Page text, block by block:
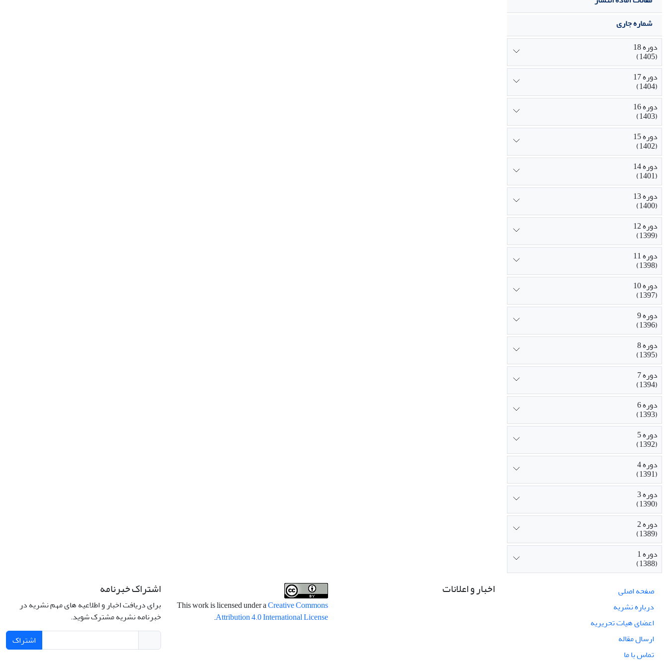
شماره جاری
دوره 18
(1405)
دوره 17
(1404)
دوره 16
(1403)
دوره 15
(1402)
دوره 14
(1401)
دوره 13
(1400)
دوره 12
(1399)
دوره 11
(1398)
دوره 10
(1397)
دوره 9
(1396)
دوره 8
(1395)
دوره 7
(1394)
دوره 6
(1393)
دوره 5
(1392)
دوره 4
(1391)
دوره 3
(1390)
دوره 2
(1389)
دوره 1
(1388)
صفحه اصلی
درباره نشریه
اعضای هیات تحریریه
ارسال مقاله
تماس با ما
اخبار و اعلانات
This work is licensed under aCreative Commons
Attribution 4.0 International License
.
اشتراک خبرنامه
برای دریافت اخبار و اطلاعیه های مهم نشریه در
خبرنامه نشریه مشترک شوید.
اشتراک